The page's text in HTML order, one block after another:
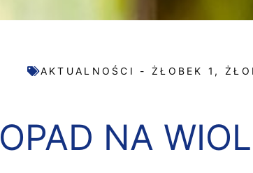
AKTUALNOŚCI - ŻŁOBEK 1 ,
NA